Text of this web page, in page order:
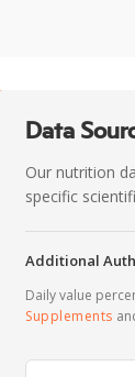
Data
Our nutrition
specific
Additional
Daily value
Supplements